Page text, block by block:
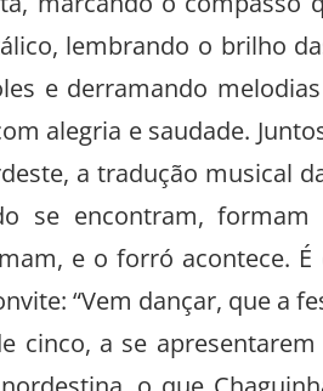
marcando o compasso
lembrando o brilho
e derramando
alegria e saudade.
a tradução musical
se encontram, formam
e o forró acontece. É
“Vem dançar, que a
cinco, a se